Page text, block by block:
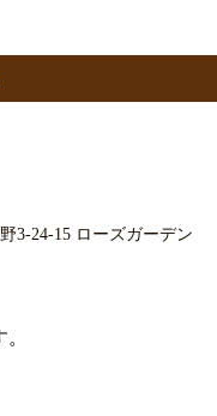
3-24-15 ローズガーデン